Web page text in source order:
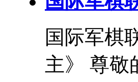
国际军棋
主》 尊敬